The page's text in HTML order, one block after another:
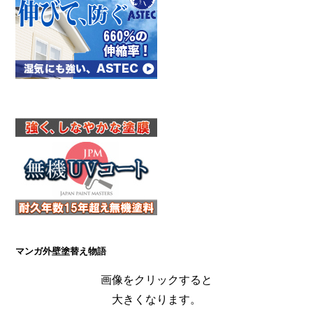
マンガ外壁塗替え物語
画像をクリックすると
大きくなります。